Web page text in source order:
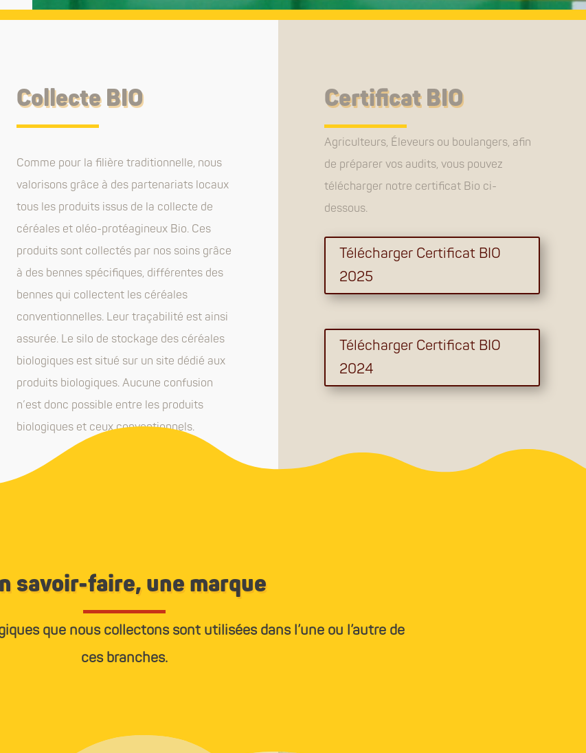
Collecte BIO
Comme pour la filière traditionnelle, nous
valorisons grâce à des partenariats locaux
tous les produits issus de la collecte de
céréales et oléo-protéagineux Bio. Ces
produits sont collectés par nos soins grâce
à des bennes spécifiques, différentes des
bennes qui collectent les céréales
conventionnelles. Leur traçabilité est ainsi
assurée. Le silo de stockage des céréales
biologiques est situé sur un site dédié aux
produits biologiques. Aucune confusion
n’est donc possible entre les produits
biologiques et ceux conventionnels.
Certificat BIO
Agriculteurs, Éleveurs ou boulangers, afin
de préparer vos audits, vous pouvez
télécharger notre certificat Bio ci-
dessous.
Télécharger Certificat BIO
2025
Télécharger Certificat BIO
2024
savoir-faire, une marque
que nous collectons sont utilisées dans l’une ou l’autre de
ces branches.